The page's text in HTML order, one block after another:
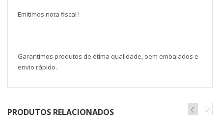
Emitimos nota fiscal !
Garantimos produtos de ótima qualidade, bem embalados e
envio rápido.
PRODUTOS RELACIONADOS